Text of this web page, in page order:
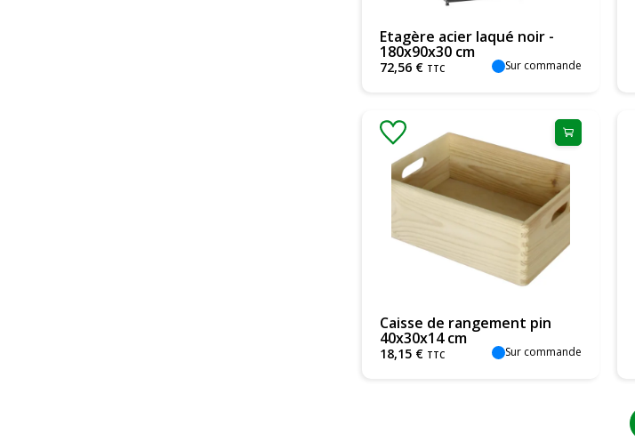
Etagère acier laqué noir -
180x90x30 cm
72,56 € TTC Sur commande
Caisse de rangement pin
40x30x14 cm
18,15 € TTC Sur commande